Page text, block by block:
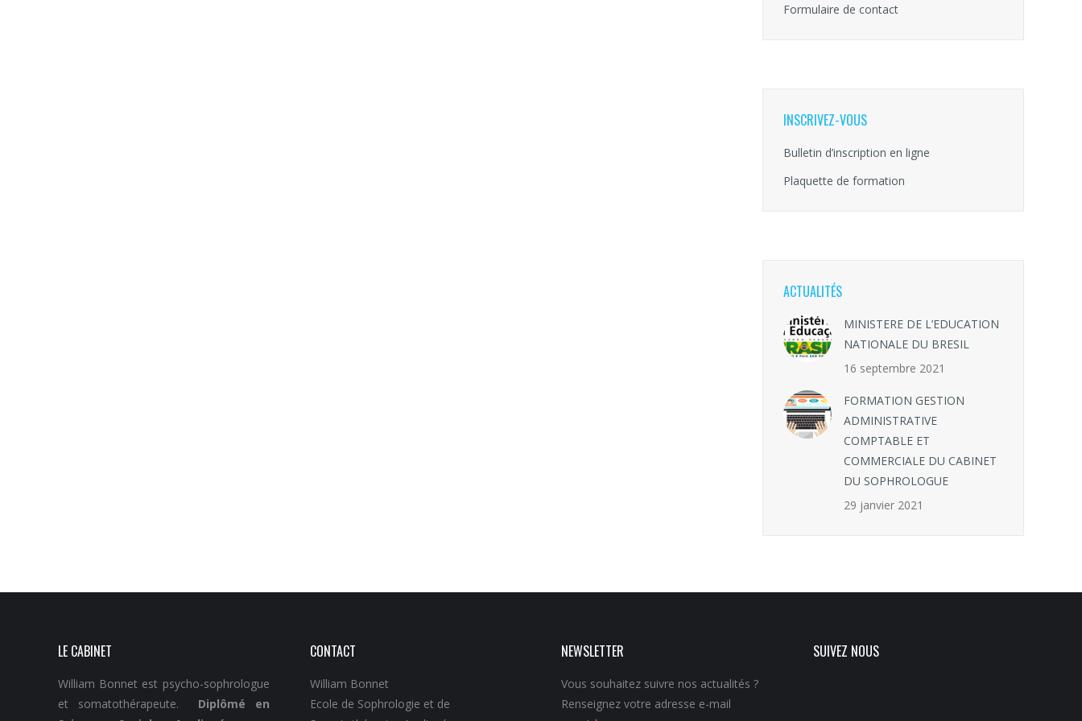
Formulaire de contact
INSCRIVEZ-VOUS
Bulletin d’inscription en ligne
Plaquette de formation
ACTUALITÉS
MINISTERE DE L’EDUCATION
NATIONALE DU BRESIL
16 septembre 2021
FORMATION GESTION
ADMINISTRATIVE
COMPTABLE ET
COMMERCIALE DU CABINET
DU SOPHROLOGUE
29 janvier 2021
LE CABINET
William Bonnet est psycho-sophrologue
et somatothérapeute. Diplômé en
CONTACT
William Bonnet
Ecole de Sophrologie et de
NEWSLETTER
Vous souhaitez suivre nos actualités ?
Renseignez votre adresse e-mail
SUIVEZ NOUS